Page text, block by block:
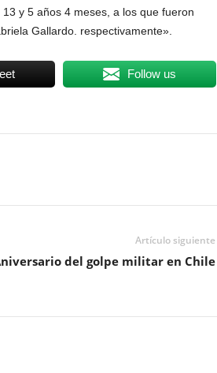
y 5 años 4 meses, a los que fueron
Gallardo. respectivamente».
Follow us
Artículo siguiente
del golpe militar en Chile